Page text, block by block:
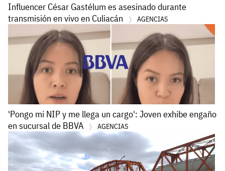
Influencer César Gastélum es asesinado durante
transmisión en vivo en Culiacán
AGENCIAS
'Pongo mi NIP y me llega un cargo': Joven exhibe engaño
en sucursal de BBVA
AGENCIAS